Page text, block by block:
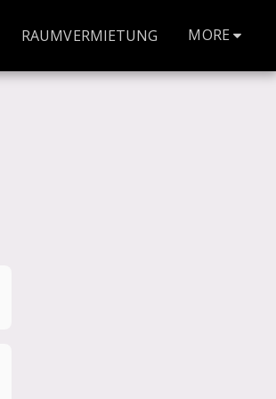
RAUMVERMIETUNG MORE